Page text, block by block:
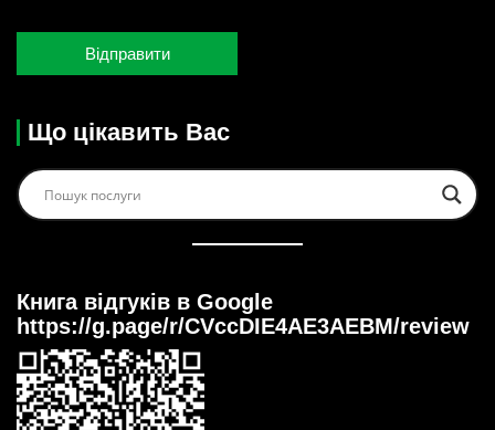
Що цікавить Вас
Книга відгуків в Google
https://g.page/r/CVccDIE4AE3AEBM/review